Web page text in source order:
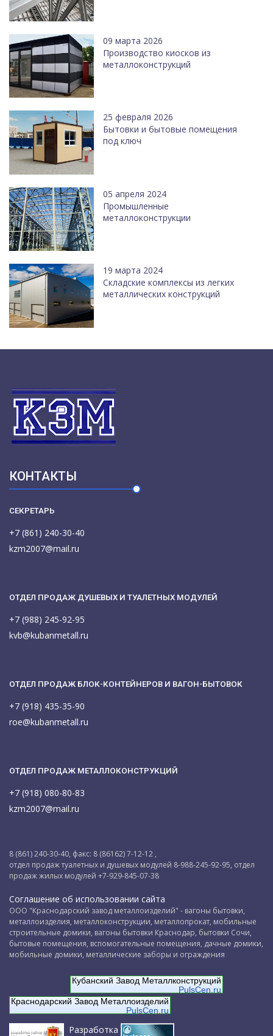
09 марта 2026
Производство киосков из
металлоконструкций
25 февраля 2026
Бытовки и бытовые помещения
под ключ
05 апреля 2024
Промышленные
металлоконструкции
19 марта 2024
Cкладские комплексы из легких
металлических конструкций
КОНТАКТЫ
СЕКРЕТАРЬ
+7 (861) 240-30-40
kzm2007@mail.ru
ОТДЕЛ ПРОДАЖ ДУШЕВЫХ И ТУАЛЕТНЫХ МОДУЛЕЙ
+7 (988) 245-92-95
kvb@kubanmetall.ru
ОТДЕЛ ПРОДАЖ БЛОК-КОНТЕЙНЕРОВ И ВАГОН-БЫТОВОК
+7 (918) 435-35-90
roe@kubanmetall.ru
ОТДЕЛ ПРОДАЖ МЕТАЛЛОКОНСТРУКЦИЙ
+7 (918) 080-80-83
kzm2007@mail.ru
8 (861) 240-30-40, факс: 8 (86162) 7-12-12 ,
отдел продаж туалетных и душевых модулей 8-988-245-92-95, отдел
продаж жилых модулей +7-929-845-07-38
Соглашение об использовании сайта
ООО "Краснодарский завод металлоизделий" - вагоны бытовки,
металлоизделия, металлоконструкции, металлопрокат, мобильные
строительные домики, вагоны бытовки Краснодар, бытовки Сочи,
бытовые помещения, вспомогательные помещения, дачные домики,
мобильные домики, металлические заборы и ограждения
Кубанский Завод Металлконструкций
PulsCen.ru
Краснодарский Завод Металлоизделий
PulsCen.ru
Разработка